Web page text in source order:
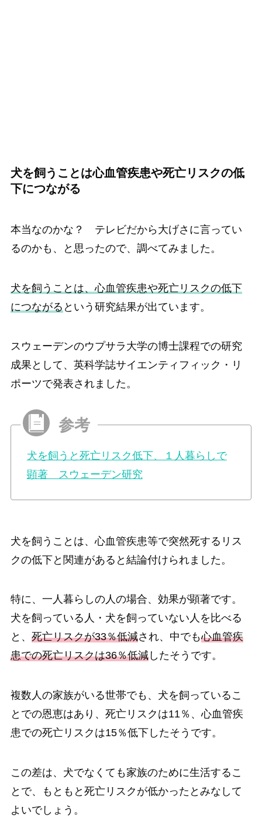
犬を飼うことは心血管疾患や死亡リスクの低
下につながる
本当なのかな？ テレビだから大げさに言ってい
るのかも、と思ったので、調べてみました。
犬を飼うことは、心血管疾患や死亡リスクの低下
につながる という研究結果が出ています。
スウェーデンのウプサラ大学の博士課程での研究
成果として、英科学誌サイエンティフィック・リ
ポーツで発表されました。
犬を飼うと死亡リスク低下、１人暮らしで
顕著 スウェーデン研究
犬を飼うことは、心血管疾患等で突然死するリス
クの低下と関連があると結論付けられました。
特に、一人暮らしの人の場合、効果が顕著です。
犬を飼っている人・犬を飼っていない人を比べる
と、 死亡リスクが33％低減され、中でも心血管疾
患での死亡リスクは36％低減したそうです。
複数人の家族がいる世帯でも、犬を飼っているこ
とでの恩恵はあり、死亡リスクは11％、心血管疾
患での死亡リスクは15％低下したそうです。
この差は、犬でなくても家族のために生活するこ
とで、もともと死亡リスクが低かったとみなして
よいでしょう。